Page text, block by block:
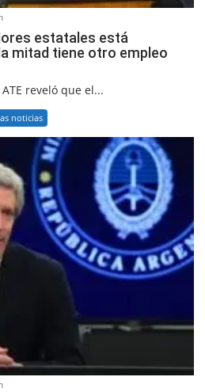
estatales está
mitad tiene otro empleo
reveló que el...
noticias